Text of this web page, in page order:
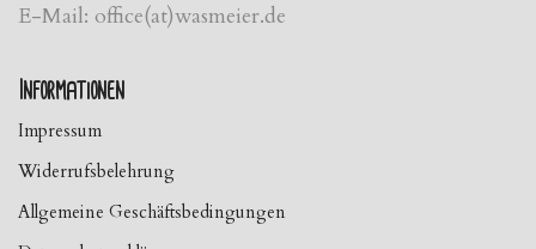
E-Mail: office(at)wasmeier.de
Informationen
Impressum
Widerrufsbelehrung
Allgemeine Geschäftsbedingungen